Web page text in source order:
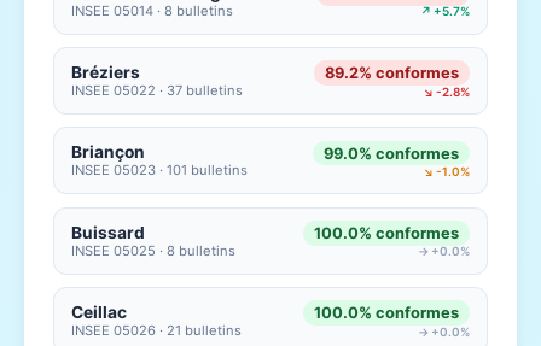
INSEE 05014 · 8 bulletins ↗ +5.7%
Bréziers
INSEE 05022 · 37 bulletins
89.2% conformes
↘ -2.8%
Briançon
INSEE 05023 · 101 bulletins
99.0% conformes
↘ -1.0%
Buissard
INSEE 05025 · 8 bulletins
100.0% conformes
→ +0.0%
Ceillac
INSEE 05026 · 21 bulletins
100.0% conformes
→ +0.0%